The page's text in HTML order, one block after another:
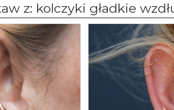
z: kolczyki gładkie